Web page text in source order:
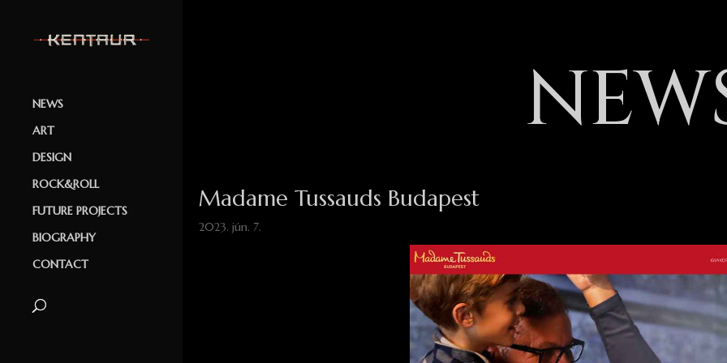
NEWS
ART
DESIGN
ROCK&ROLL
FUTURE PROJECTS
BIOGRAPHY
CONTACT
Madame Tussauds Budapest
2023. jún. 7.